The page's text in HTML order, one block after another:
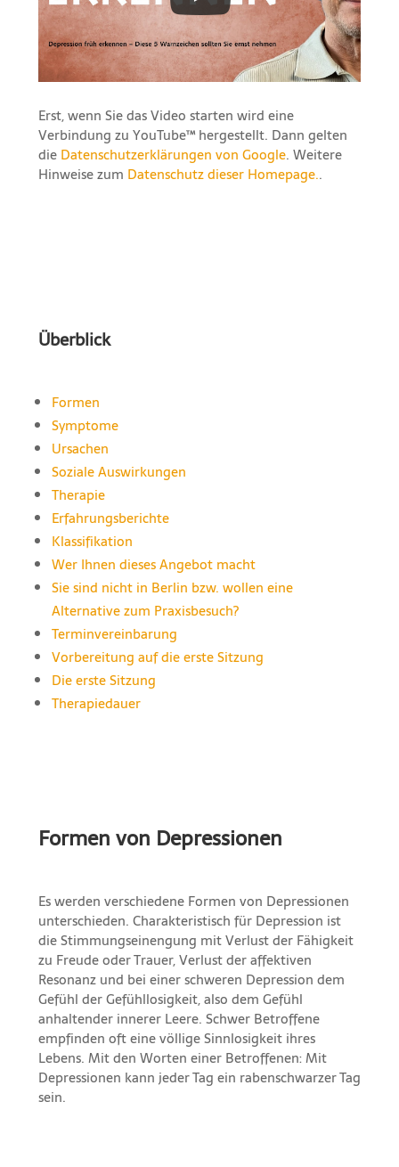
Erst, wenn Sie das Video starten wird eine
Verbindung zu YouTube™ hergestellt. Dann gelten
die Datenschutzerklärungen von Google. Weitere
Hinweise zum Datenschutz dieser Homepage..
Überblick
Formen
Symptome
Ursachen
Soziale Auswirkungen
Therapie
Erfahrungsberichte
Klassifikation
Wer Ihnen dieses Angebot macht
Sie sind nicht in Berlin bzw. wollen eine
Alternative zum Praxisbesuch?
Terminvereinbarung
Vorbereitung auf die erste Sitzung
Die erste Sitzung
Therapiedauer
Formen von Depressionen
Es werden verschiedene Formen von Depressionen
unterschieden. Charakteristisch für Depression ist
die Stimmungseinengung mit Verlust der Fähigkeit
zu Freude oder Trauer, Verlust der affektiven
Resonanz und bei einer schweren Depression dem
Gefühl der Gefühllosigkeit, also dem Gefühl
anhaltender innerer Leere. Schwer Betroffene
empfinden oft eine völlige Sinnlosigkeit ihres
Lebens. Mit den Worten einer Betroffenen: Mit
Depressionen kann jeder Tag ein rabenschwarzer Tag
sein.